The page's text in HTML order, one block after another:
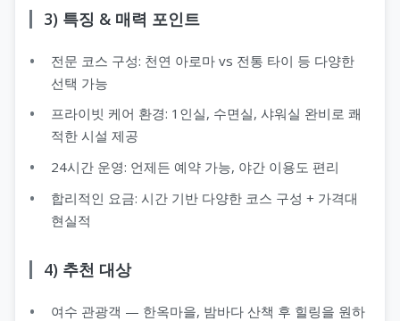
3) 특징 & 매력 포인트
전문 코스 구성: 천연 아로마 vs 전통 타이 등 다양한
선택 가능
프라이빗 케어 환경: 1인실, 수면실, 샤워실 완비로 쾌
적한 시설 제공
24시간 운영: 언제든 예약 가능, 야간 이용도 편리
합리적인 요금: 시간 기반 다양한 코스 구성 + 가격대
현실적
4) 추천 대상
여수 관광객 — 한옥마을, 밤바다 산책 후 힐링을 원하